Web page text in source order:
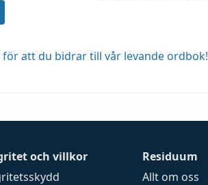
för att du bidrar till vår levande ordbok!
och villkor
Residuum
Allt om oss